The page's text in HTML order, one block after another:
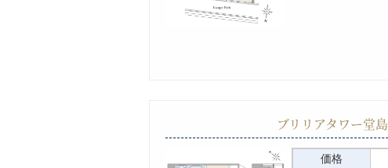
ブリリアタワー堂島
価格